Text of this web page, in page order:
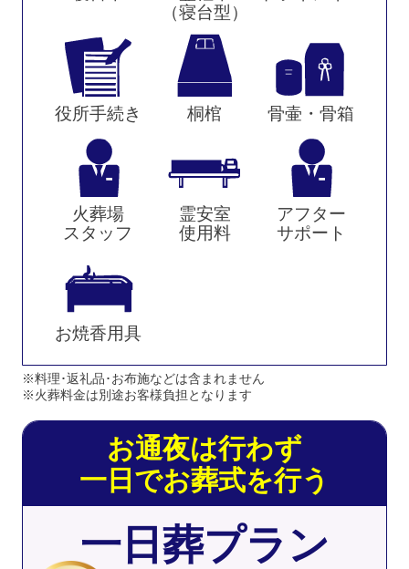
（寝台型）
役所手続き 桐棺 骨壷・骨箱
火葬場
スタッフ
霊安室
使用料
アフター
サポート
お焼香用具
※料理･返礼品･お布施などは含まれません
※火葬料金は別途お客様負担となります
お通夜は行わず
一日でお葬式を行う
一日葬プラン